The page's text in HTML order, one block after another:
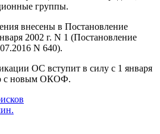
группы.
внесены в Постановление
2002 г. N 1 (Постановление
N 640).
ОС вступит в силу с 1 января
с новым ОКОФ.